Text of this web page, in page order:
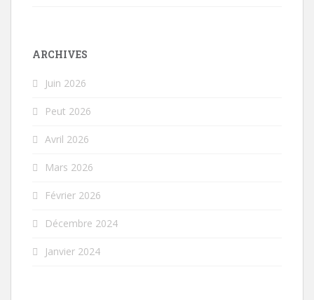
ARCHIVES
Juin 2026
Peut 2026
Avril 2026
Mars 2026
Février 2026
Décembre 2024
Janvier 2024